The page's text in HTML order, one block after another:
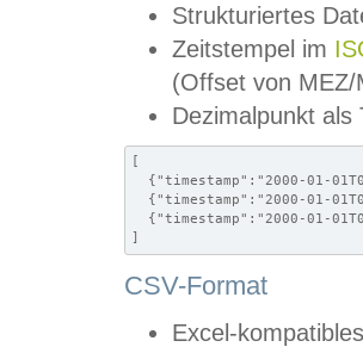
Strukturiertes
Zeitstempel im
(Offset von MEZ/
Dezimalpunkt als
[
{"timestamp":"2000-01-
{"timestamp":"2000-01-
{"timestamp":"2000-01-
]
CSV-Format
Excel-